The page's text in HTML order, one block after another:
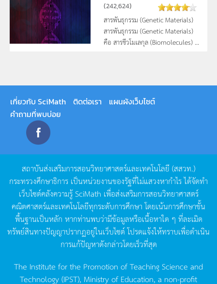
(242,624)
สารพันธุกรรม (Genetic Materials)
สารพันธุกรรม (Genetic Materials)
คือ สารชีวโมเลกุล (Biomolecules) ...
เกี่ยวกับ SciMath ติดต่อเรา
แผนผังเว็บไซต์
คำถามที่พบบ่อย
สถาบันส่งเสริมการสอนวิทยาศาสตร์และเทคโนโลยี (สสวท.)
กระทรวงศึกษาธิการ เป็นหน่วยงานของรัฐที่ไม่แสวงหากำไรได้จัดทำ
เว็บไซต์คลังความรู้SciMath เพื่อส่งเสริมการสอนวิทยาศาสตร์
คณิตศาสตร์และเทคโนโลยีทุกระดับการศึกษา โดยเน้นการศึกษาขั้น
พื้นฐานเป็นหลัก หากท่านพบว่ามีข้อมูลหรือเนื้อหาใด ๆ ที่ละเมิด
ทรัพย์สินทางปัญญาปรากฏอยู่ในเว็บไซต์โปรดแจ้งให้ทราบเพื่อดำเนิน
การแก้ปัญหาดังกล่าวโดยเร็วที่สุด
The Institute for the Promotion of Teaching Science and
Technology (IPST), Ministry of Education, a non-profit